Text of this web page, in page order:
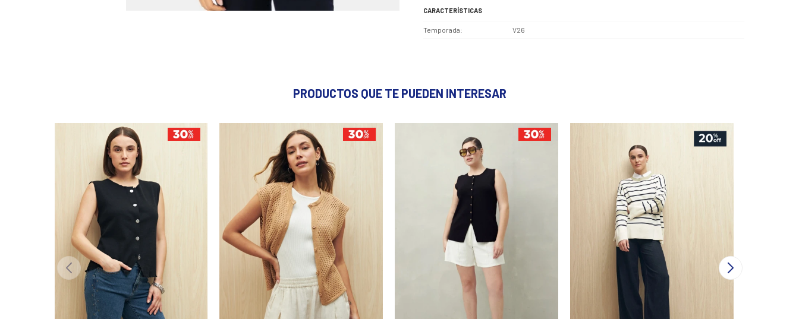
CARACTERÍSTICAS
Temporada V26
PRODUCTOS QUE TE PUEDEN INTERESAR